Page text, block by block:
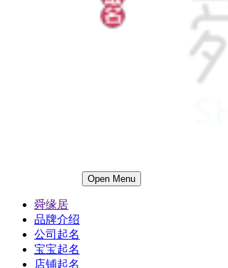
Open Menu
舜缘居
品牌介绍
公司起名
宝宝起名
店铺起名